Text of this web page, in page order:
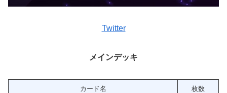
Twitter
メインデッキ
カード名 枚数